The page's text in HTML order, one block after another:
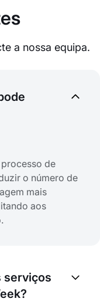
a nossa equipa.
de
o número de
mais
aos
serviços